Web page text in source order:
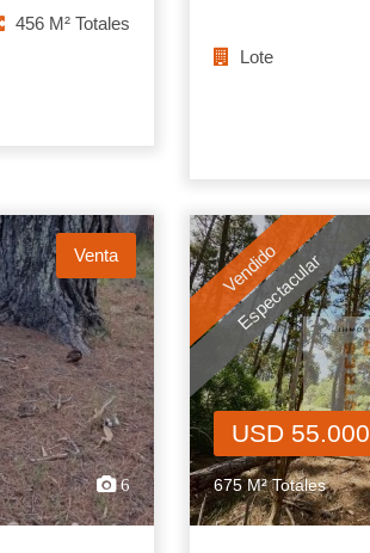
456 M² Totales
Lote
Venta
6
Vendido
Espectacular
USD 55.000
675 M² Totales